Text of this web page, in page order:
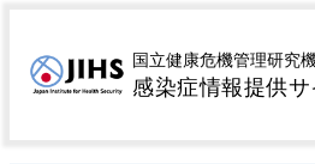
国立健康危機管理研究
感染症情報提供サ
トップページ>マニュアル類>
イン